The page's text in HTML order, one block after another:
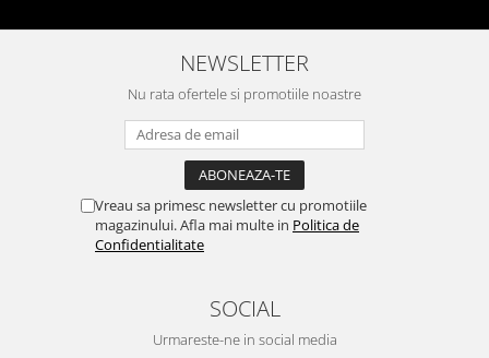
NEWSLETTER
Nu rata ofertele si promotiile noastre
Vreau sa primesc newsletter cu promotiile
magazinului. Afla mai multe in Politica de
Confidentialitate
SOCIAL
Urmareste-ne in social media